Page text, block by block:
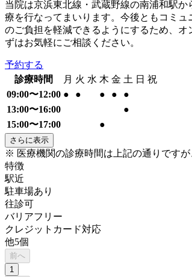
当院は京浜東北線・武蔵野線の南浦和駅
療を行なってまいります。今後ともコミ
のご負担を軽減できるようにするため、
ずはお気軽にご相談ください。
予約する
診療時間
月 火 水 木 金 土 日 祝
09:00〜12:00 ● ● ● ●
●
13:00〜16:00
●
15:00〜17:00
●
さらに表示
※ 医療機関の診療時間は上記の通りです
特徴
駅近
駐車場あり
往診可
バリアフリー
クレジットカード対応
他5個
前へ
1